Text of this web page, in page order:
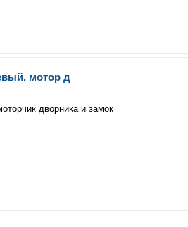
мотор д
дворника и замок